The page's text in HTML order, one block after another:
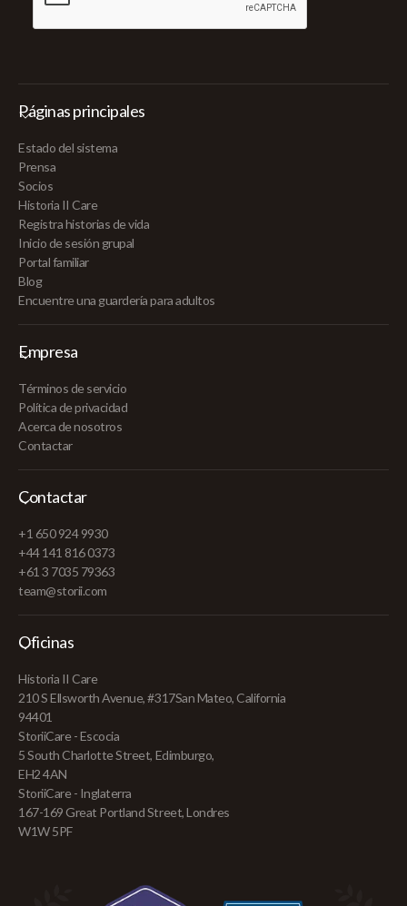
Páginas principales
Estado del sistema
Prensa
Socios
Historia II Care
Registra historias de vida
Inicio de sesión grupal
Portal familiar
Blog
Encuentre una guardería para adultos
Empresa
Términos de servicio
Política de privacidad
Acerca de nosotros
Contactar
Contactar
+1 650 924 9930
+44 141 816 0373
+61 3 7035 79363
team@storii.com
Oficinas
Historia II Care
210 S Ellsworth Avenue, #317San Mateo, California
94401
StoriiCare - Escocia
5 South Charlotte Street, Edimburgo,
EH2 4AN
StoriiCare - Inglaterra
167-169 Great Portland Street, Londres
W1W 5PF